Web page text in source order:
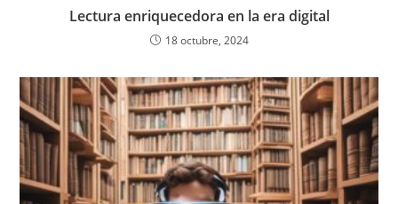
Lectura enriquecedora en la era digital
18 octubre, 2024